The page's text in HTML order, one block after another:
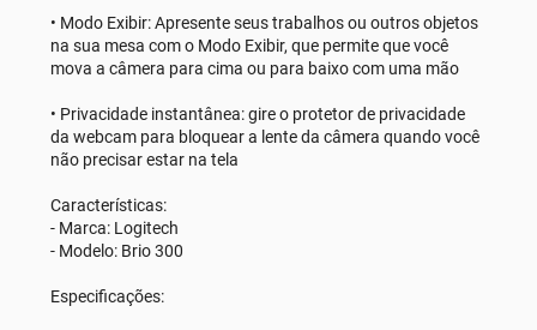
• Modo Exibir: Apresente seus trabalhos ou outros objetos
na sua mesa com o Modo Exibir, que permite que você
mova a câmera para cima ou para baixo com uma mão
• Privacidade instantânea: gire o protetor de privacidade
da webcam para bloquear a lente da câmera quando você
não precisar estar na tela
Características:
- Marca: Logitech
- Modelo: Brio 300
Especificações: